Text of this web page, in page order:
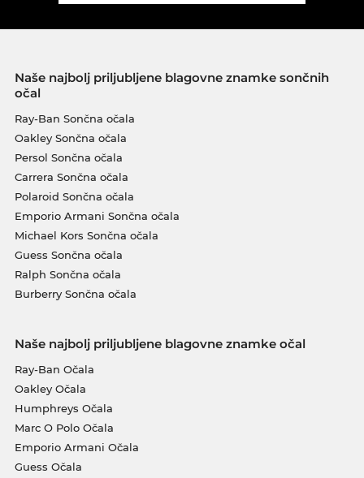
Naše najbolj priljubljene blagovne znamke sončnih
očal
Ray-Ban Sončna očala
Oakley Sončna očala
Persol Sončna očala
Carrera Sončna očala
Polaroid Sončna očala
Emporio Armani Sončna očala
Michael Kors Sončna očala
Guess Sončna očala
Ralph Sončna očala
Burberry Sončna očala
Naše najbolj priljubljene blagovne znamke očal
Ray-Ban Očala
Oakley Očala
Humphreys Očala
Marc O Polo Očala
Emporio Armani Očala
Guess Očala